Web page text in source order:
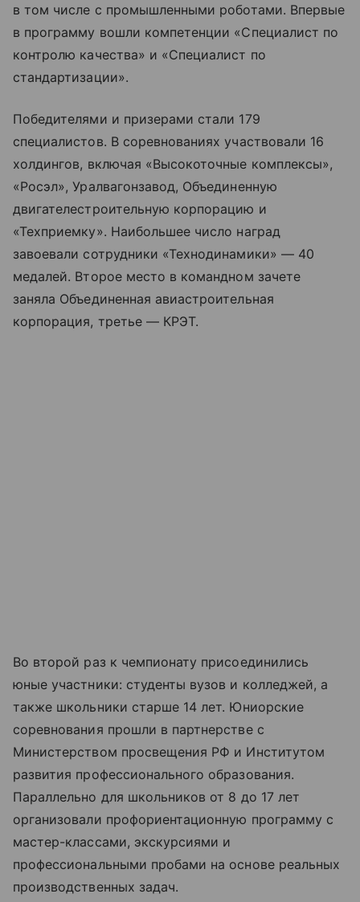
в том числе с промышленными роботами. Впервые
в программу вошли компетенции «Специалист по
контролю качества» и «Специалист по
стандартизации».
Победителями и призерами стали 179
специалистов. В соревнованиях участвовали 16
холдингов, включая «Высокоточные комплексы»,
«Росэл», Уралвагонзавод, Объединенную
двигателестроительную корпорацию и
«Техприемку». Наибольшее число наград
завоевали сотрудники «Технодинамики» — 40
медалей. Второе место в командном зачете
заняла Объединенная авиастроительная
корпорация, третье — КРЭТ.
Во второй раз к чемпионату присоединились
юные участники: студенты вузов и колледжей, а
также школьники старше 14 лет. Юниорские
соревнования прошли в партнерстве с
Министерством просвещения РФ и Институтом
развития профессионального образования.
Параллельно для школьников от 8 до 17 лет
организовали профориентационную программу с
мастер-классами, экскурсиями и
профессиональными пробами на основе реальных
производственных задач.